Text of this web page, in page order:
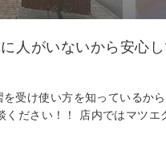
人がいないから安心
受け使い方を知っているか
ださい！！ 店内ではマツエ